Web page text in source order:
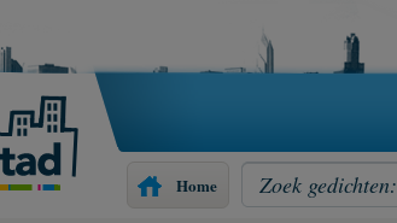
Home Zoek gedichten: